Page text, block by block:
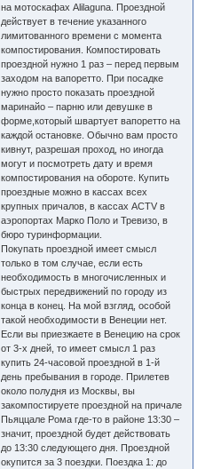
на мотоскафах Alilaguna. Проездной
действует в течение указанного
лимитованного времени с момента
компостирования. Компостировать
проездной нужно 1 раз – перед первым
заходом на вапоретто. При посадке
нужно просто показать проездной
маринайо – парню или девушке в
форме,который швартует вапоретто на
каждой остановке. Обычно вам просто
кивнут, разрешая проход, но иногда
могут и посмотреть дату и время
компостирования на обороте. Купить
проездные можно в кассах всех
крупных причалов, в кассах ACTV в
аэропортах Марко Поло и Тревизо, в
бюро туринформации.
Покупать проездной имеет смысл
только в том случае, если есть
необходимость в многочисленных и
быстрых передвижений по городу из
конца в конец. На мой взгляд, особой
такой необходимости в Венеции нет.
Если вы приезжаете в Венецию на срок
от 3-х дней, то имеет смысл 1 раз
купить 24-часовой проездной в 1-й
день пребывания в городе. Прилетев
около полудня из Москвы, вы
закомпостируете проездной на причале
Пьяццале Рома где-то в районе 13:30 –
значит, проездной будет действовать
до 13:30 следующего дня. Проездной
окупится за 3 поездки. Поездка 1: до